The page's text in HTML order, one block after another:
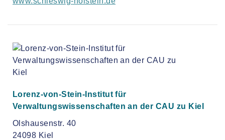
Lorenz-von-Stein-Institut für
Verwaltungswissenschaften an der CAU zu Kiel
Olshausenstr. 40
24098 Kiel